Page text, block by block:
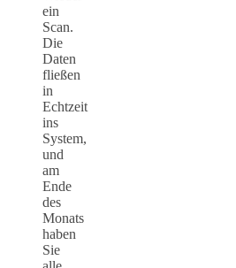
ein
Scan.
Die
Daten
fließen
in
Echtzeit
ins
System,
und
am
Ende
des
Monats
haben
Sie